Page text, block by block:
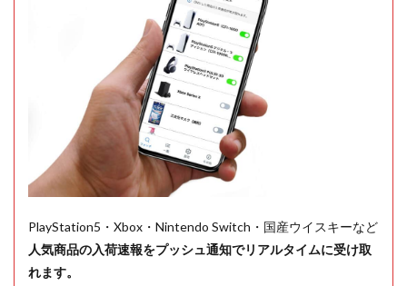
PlayStation5・Xbox・Nintendo Switch・国産ウイスキーなど
人気商品の入荷速報をプッシュ通知でリアルタイムに受け取
れます。